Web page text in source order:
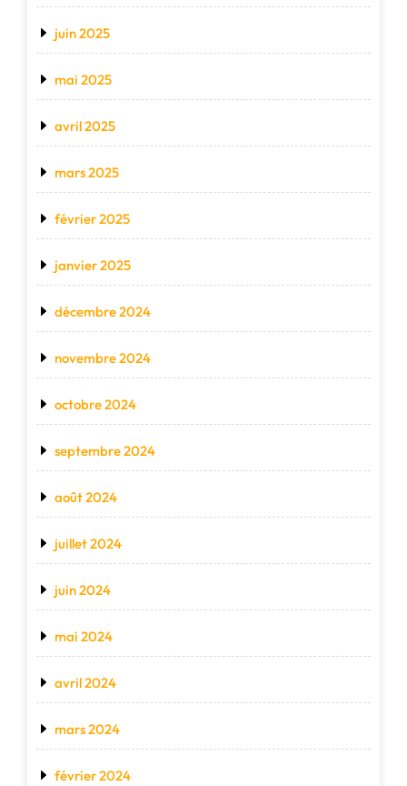
juin 2025
mai 2025
avril 2025
mars 2025
février 2025
janvier 2025
décembre 2024
novembre 2024
octobre 2024
septembre 2024
août 2024
juillet 2024
juin 2024
mai 2024
avril 2024
mars 2024
février 2024